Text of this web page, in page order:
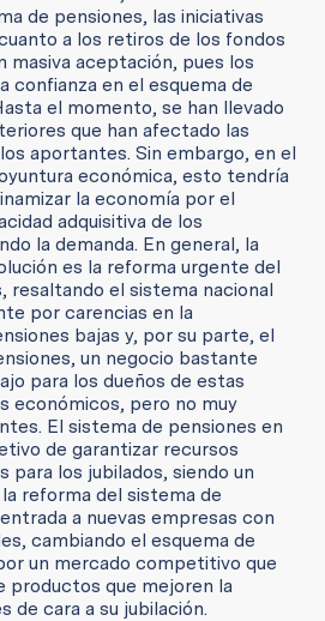
de pensiones, las iniciativas
a los retiros de los fondos
masiva aceptación, pues los
confianza en el esquema de
el momento, se han llevado
que han afectado las
aportantes. Sin embargo, en el
económica, esto tendría
la economía por el
adquisitiva de los
la demanda. En general, la
es la reforma urgente del
resaltando el sistema nacional
por carencias en la
bajas y, por su parte, el
un negocio bastante
para los dueños de estas
económicos, pero no muy
El sistema de pensiones en
de garantizar recursos
para los jubilados, siendo un
reforma del sistema de
a nuevas empresas con
cambiando el esquema de
un mercado competitivo que
productos que mejoren la
de cara a su jubilación.